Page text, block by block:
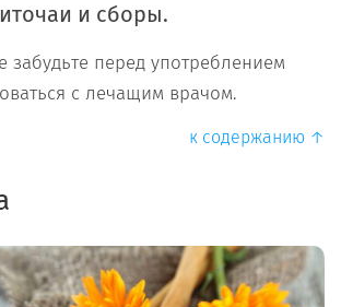
и сборы.
забудьте перед употреблением
с лечащим врачом.
к содержанию ↑